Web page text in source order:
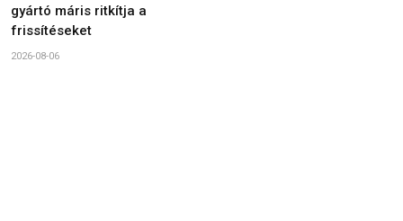
gyártó máris ritkítja a
frissítéseket
2026-08-06